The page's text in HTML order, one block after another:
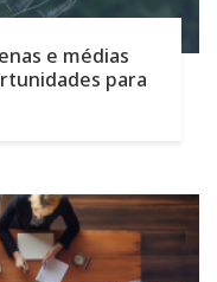
e médias
para